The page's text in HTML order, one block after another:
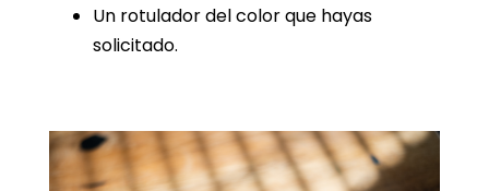
Un rotulador del color que hayas
solicitado.